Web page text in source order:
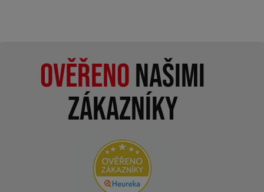
Ověřenonašimi
zákazníky